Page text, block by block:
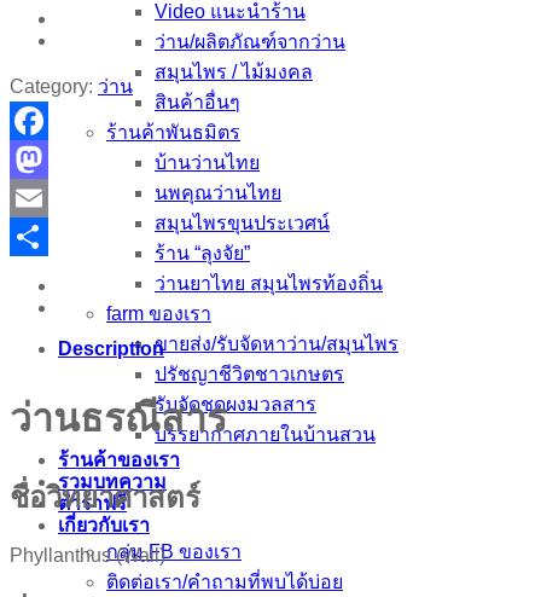
Video แนะนำร้าน
ว่าน/ผลิตภัณฑ์จากว่าน
สมุนไพร / ไม้มงคล
สินค้าอื่นๆ
ร้านค้าพันธมิตร
บ้านว่านไทย
นพคุณว่านไทย
สมุนไพรขุนประเวศน์
ร้าน “ลุงจัย”
ว่านยาไทย สมุนไพรท้องถิ่น
farm ของเรา
ขายส่ง/รับจัดหาว่าน/สมุนไพร
ปรัชญาชีวิตชาวเกษตร
รับจัดชุดผงมวลสาร
บรรยากาศภายในบ้านสวน
ร้านค้าของเรา
รวมบทความ
ตำราฟรี
เกี่ยวกับเรา
กลุ่ม FB ของเรา
ติดต่อเรา/คำถามที่พบได้บ่อย
Category: ว่าน
Facebook
Mastodon
Email
Description
ว่านธรณีสาร
ชื่อวิทยาศาสตร์
Phyllanthus (Wall)